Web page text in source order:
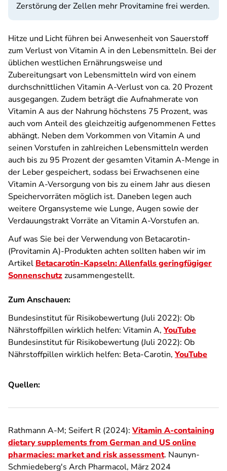
Zerstörung der Zellen mehr Provitamine frei werden.
Hitze und Licht führen bei Anwesenheit von Sauerstoff
zum Verlust von Vitamin A in den Lebensmitteln. Bei der
üblichen westlichen Ernährungsweise und
Zubereitungsart von Lebensmitteln wird von einem
durchschnittlichen Vitamin A-Verlust von ca. 20 Prozent
ausgegangen. Zudem beträgt die Aufnahmerate von
Vitamin A aus der Nahrung höchstens 75 Prozent, was
auch vom Anteil des gleichzeitig aufgenommenen Fettes
abhängt. Neben dem Vorkommen von Vitamin A und
seinen Vorstufen in zahlreichen Lebensmitteln werden
auch bis zu 95 Prozent der gesamten Vitamin A-Menge in
der Leber gespeichert, sodass bei Erwachsenen eine
Vitamin A-Versorgung von bis zu einem Jahr aus diesen
Speichervorräten möglich ist. Daneben legen auch
weitere Organsysteme wie Lunge, Augen sowie der
Verdauungstrakt Vorräte an Vitamin A-Vorstufen an.
Auf was Sie bei der Verwendung von Betacarotin-
(Provitamin A)-Produkten achten sollten haben wir im
Artikel Betacarotin-Kapseln: Allenfalls geringfügiger
Sonnenschutzzusammengestellt.
Zum Anschauen:
Bundesinstitut für Risikobewertung (Juli 2022): Ob
Nährstoffpillen wirklich helfen: Vitamin A,YouTube
Bundesinstitut für Risikobewertung (Juli 2022): Ob
Nährstoffpillen wirklich helfen: Beta-Carotin,YouTube
Quellen:
Rathmann A-M; Seifert R (2024): Vitamin A-containing
dietary supplements from German and US online
pharmacies: market and risk assessment. Naunyn-
Schmiedeberg's Arch Pharmacol, März 2024